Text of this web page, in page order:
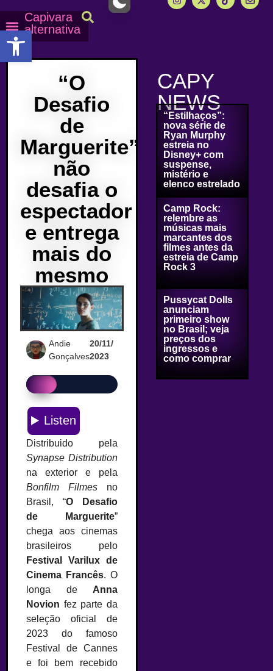
Abrir a barra de ferramentas
Capivara
alternativa
“O
Desafio
de
Marguerite”
não
desafia o
espectador
e entrega
mais do
mesmo
Andie
Gonçalves
20/11/
2023
Distribuido pela
Synapse Distribution
na exterior e pela
Bonfilm Filmesno
Brasil, “O Desafio
de Marguerite”
chega aos cinemas
brasileiros pelo
Festival Varilux de
Cinema Francês. O
longa deAnna
Novion fez parte da
seleção oficial de
2023 do famoso
Festival de Cannes
e foi bem recebido
CAPY
NEWS
“Estilhaços”:
nova série de
Ryan Murphy
estreia no
Disney+ com
suspense,
mistério e
elenco estrelado
Camp Rock:
relembre as
músicas mais
marcantes dos
filmes antes da
estreia de Camp
Rock 3
Pussycat Dolls
anunciam
primeiro show
no Brasil; veja
preços dos
ingressos e
como comprar